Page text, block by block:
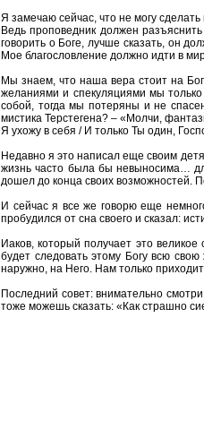
Я замечаю сейчас, что не могу
Ведь проповедник должен
говорить о Боге, лучше сказать, он
Мое благословление должно идти в
Мы знаем, что наша вера стоит на
желаниями и спекуляциями мы
собой, тогда мы потеряны и не
мистика Терстегена? – «Молчи,
Я ухожу в себя / И только Ты один,
Недавно я это написал еще своим
жизнь часто была бы невыносима…
дошел до конца своих возможностей.
И сейчас я все же говорю еще
пробудился от сна своего и сказал:
Иаков, который получает это
будет следовать этому Богу всю
наружно, на Него. Нам только
Последний совет: внимательно
тоже можешь сказать: «Как страшно